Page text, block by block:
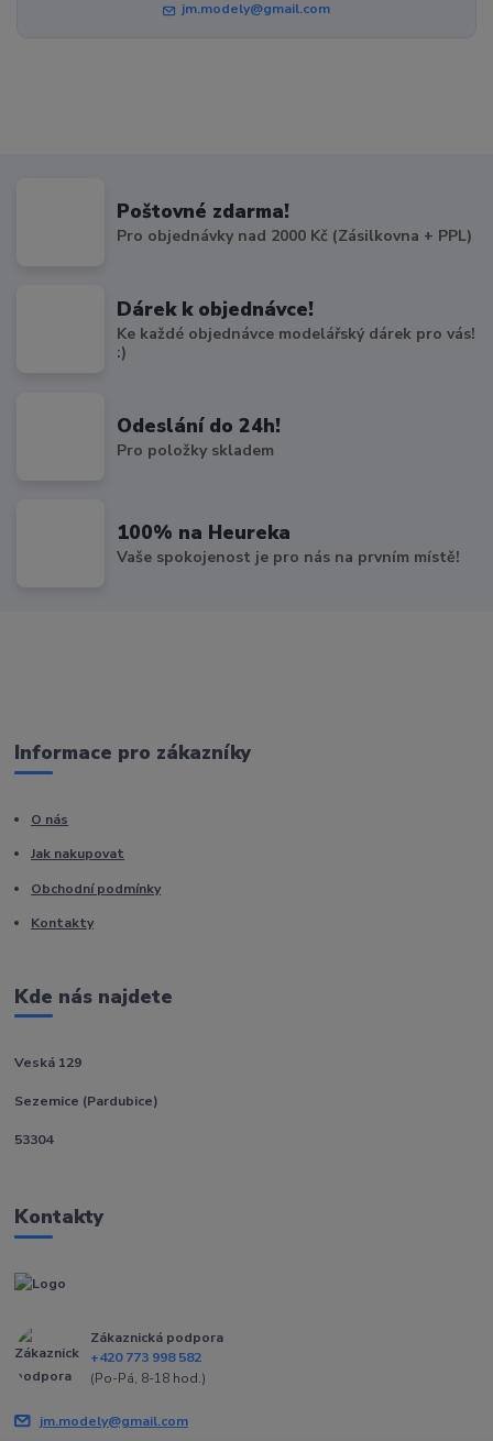
jm.modely@gmail.com
Poštovné zdarma!
Pro objednávky nad 2000 Kč (Zásilkovna + PPL)
Dárek k objednávce!
Ke každé objednávce modelářský dárek pro vás!
:)
Odeslání do 24h!
Pro položky skladem
100% na Heureka
Vaše spokojenost je pro nás na prvním místě!
Informace pro zákazníky
O nás
Jak nakupovat
Obchodní podmínky
Kontakty
Kde nás najdete
Veská 129
Sezemice (Pardubice)
53304
Kontakty
Zákaznická podpora
+420 773 998 582
(Po-Pá, 8-18 hod.)
jm.modely@gmail.com